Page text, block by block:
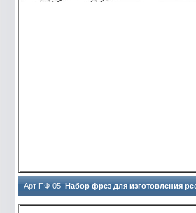
Арт ПФ-05 Набор фрез для изготовления